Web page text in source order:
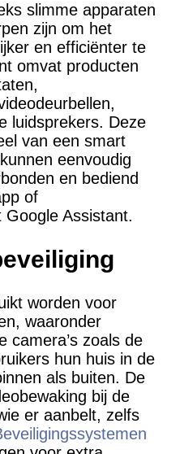
slimme apparaten
zijn om het
en efficiënter te
omvat producten
luidsprekers. Deze
van een smart
eenvoudig
en bediend
of
Assistant.
worden voor
waaronder
camera’s zoals de
hun huis in de
als buiten. De
bij de
er aanbelt, zelfs